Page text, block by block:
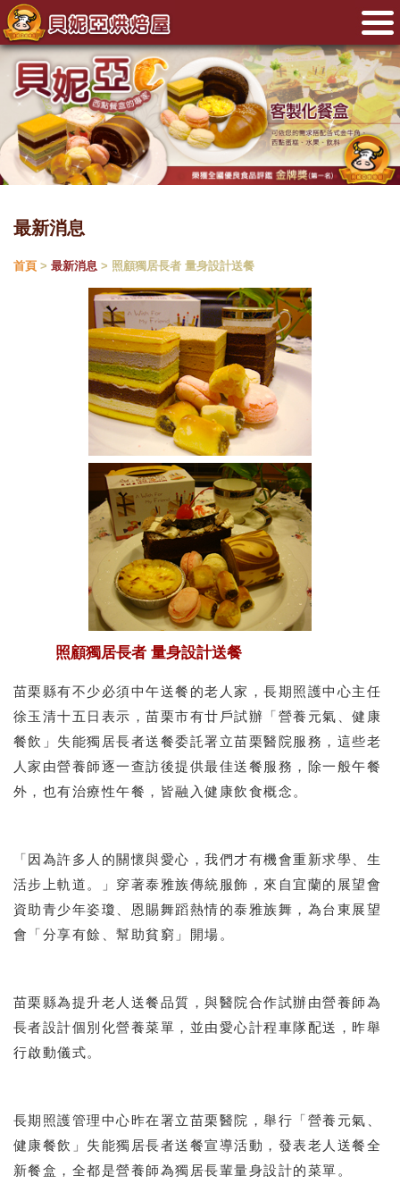
最新消息
首頁 > 最新消息 > 照顧獨居長者 量身設計送餐
照顧獨居長者 量身設計送餐
苗栗縣有不少必須中午送餐的老人家，長期照護中心主任
徐玉清十五日表示，苗栗市有廿戶試辦「營養元氣、健康
餐飲」失能獨居長者送餐委託署立苗栗醫院服務，這些老
人家由營養師逐一查訪後提供最佳送餐服務，除一般午餐
外，也有治療性午餐，皆融入健康飲食概念。
「因為許多人的關懷與愛心，我們才有機會重新求學、生
活步上軌道。」穿著泰雅族傳統服飾，來自宜蘭的展望會
資助青少年姿瓊、恩賜舞蹈熱情的泰雅族舞，為台東展望
會「分享有餘、幫助貧窮」開場。
苗栗縣為提升老人送餐品質，與醫院合作試辦由營養師為
長者設計個別化營養菜單，並由愛心計程車隊配送，昨舉
行啟動儀式。
長期照護管理中心昨在署立苗栗醫院，舉行「營養元氣、
健康餐飲」失能獨居長者送餐宣導活動，發表老人送餐全
新餐盒，全都是營養師為獨居長輩量身設計的菜單。